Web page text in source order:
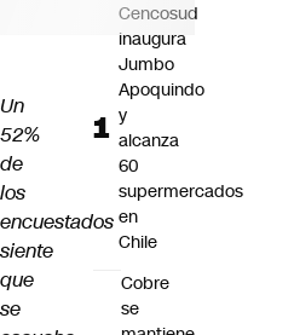
Un
52%
de
los
encuestados
siente
que
se
Cencosud
inaugura
Jumbo
Apoquindo
y
alcanza
60
supermercados
en
Chile
Cobre
se